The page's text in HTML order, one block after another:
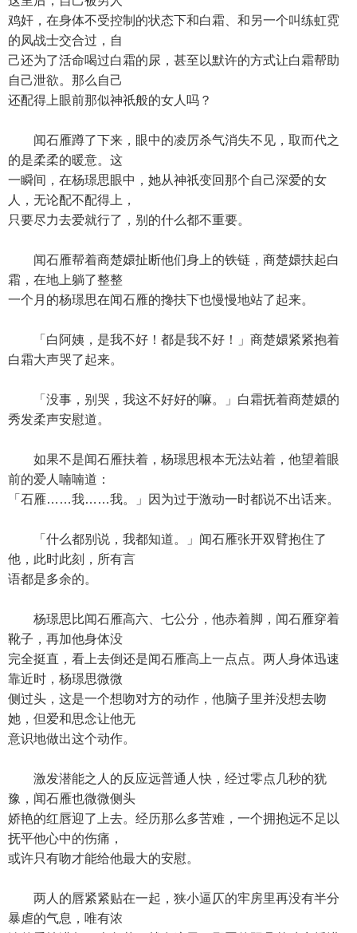
鸡奸，在身体不受控制的状态下和白霜、和另一个叫练虹霓
的凤战士交合过，自
己还为了活命喝过白霜的尿，甚至以默许的方式让白霜帮助
自己泄欲。那么自己
还配得上眼前那似神祇般的女人吗？
闻石雁蹲了下来，眼中的凌厉杀气消失不见，取而代之
的是柔柔的暖意。这
一瞬间，在杨璟思眼中，她从神祇变回那个自己深爱的女
人，无论配不配得上，
只要尽力去爱就行了，别的什么都不重要。
闻石雁帮着商楚嬛扯断他们身上的铁链，商楚嬛扶起白
霜，在地上躺了整整
一个月的杨璟思在闻石雁的搀扶下也慢慢地站了起来。
「白阿姨，是我不好！都是我不好！」商楚嬛紧紧抱着
白霜大声哭了起来。
「没事，别哭，我这不好好的嘛。」白霜抚着商楚嬛的
秀发柔声安慰道。
如果不是闻石雁扶着，杨璟思根本无法站着，他望着眼
前的爱人喃喃道：
「石雁……我……我。」因为过于激动一时都说不出话来。
「什么都别说，我都知道。」闻石雁张开双臂抱住了
他，此时此刻，所有言
语都是多余的。
杨璟思比闻石雁高六、七公分，他赤着脚，闻石雁穿着
靴子，再加他身体没
完全挺直，看上去倒还是闻石雁高上一点点。两人身体迅速
靠近时，杨璟思微微
侧过头，这是一个想吻对方的动作，他脑子里并没想去吻
她，但爱和思念让他无
意识地做出这个动作。
激发潜能之人的反应远普通人快，经过零点几秒的犹
豫，闻石雁也微微侧头
娇艳的红唇迎了上去。经历那么多苦难，一个拥抱远不足以
抚平他心中的伤痛，
或许只有吻才能给他最大的安慰。
两人的唇紧紧贴在一起，狭小逼仄的牢房里再没有半分
暴虐的气息，唯有浓